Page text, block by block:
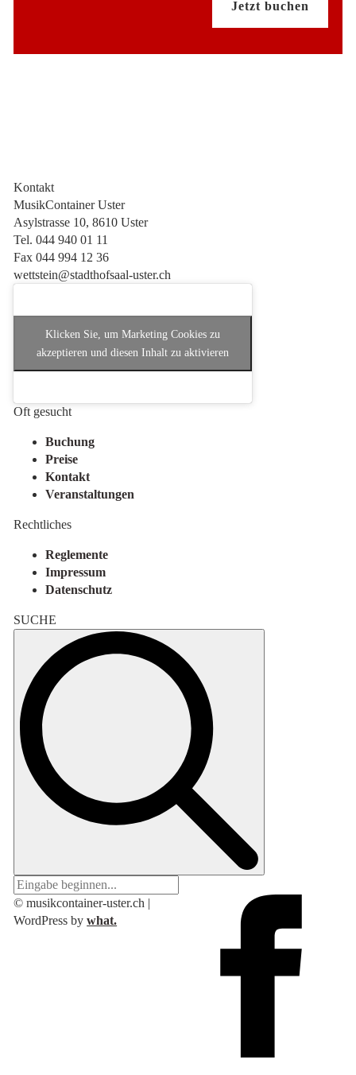
Jetzt buchen
Kontakt
MusikContainer Uster
Asylstrasse 10, 8610 Uster
Tel. 044 940 01 11
Fax 044 994 12 36
wettstein@stadthofsaal-uster.ch
Klicken Sie, um Marketing Cookies zu
akzeptieren und diesen Inhalt zu aktivieren
Oft gesucht
Buchung
Preise
Kontakt
Veranstaltungen
Rechtliches
Reglemente
Impressum
Datenschutz
SUCHE
© musikcontainer-uster.ch |
WordPress bywhat.